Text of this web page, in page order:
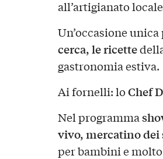
all’artigianato
Un’occasione unica
cerca, le ricette
gastronomia estiva.
Ai fornelli: loChef
Nel programma
vivo, mercatino
per bambini e